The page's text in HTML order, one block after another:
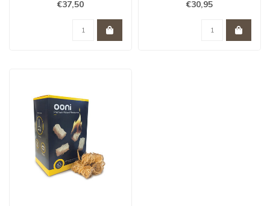
€37,50 €30,95